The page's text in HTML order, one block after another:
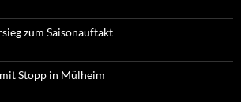
zum Saisonauftakt
Stopp in Mülheim